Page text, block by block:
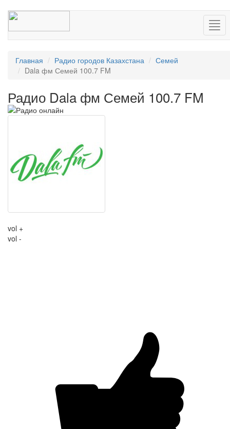
Главная Радио городов Казахстана
Семей
Dala фм Семей 100.7 FM
Радио Dala фм Семей 100.7 FM
vol +
vol -